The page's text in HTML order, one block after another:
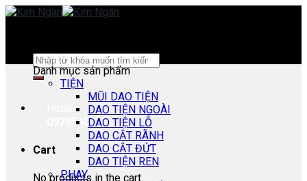
Skip
Search
for:
Hotline:
0979540178
Cart
No products in the cart.
Danh mục sản phẩm
TIỆN
MŨI DAO TIỆN
DAO TIỆN NGOÀI
DAO TIỆN LỖ
DAO CẮT RÃNH
DAO CẮT ĐỨT
DAO TIỆN REN
PHAY